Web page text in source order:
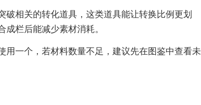
相关的转化道具，这类道具能让转换比例更划
栏后能减少素材消耗。
用一个，若材料数量不足，建议先在图鉴中查看未